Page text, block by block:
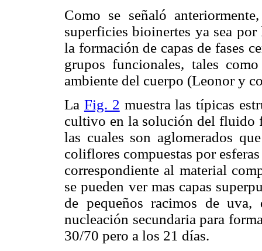
Como se señaló
superficies bioinertes ya sea
la formación de capas de fases
grupos funcionales, tales
ambiente del cuerpo (Leonor y
La Fig. 2 muestra las típicas
cultivo en la solución del fluido
las cuales son aglomerados
coliflores compuestas por
correspondiente al material
se pueden ver mas capas
de pequeños racimos de
nucleación secundaria para
30/70 pero a los 21 días.